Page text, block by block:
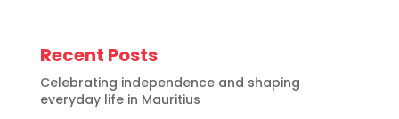
Recent Posts
Celebrating independence and shaping
everyday life in Mauritius